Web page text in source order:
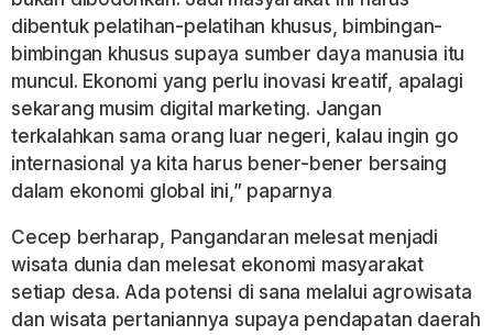
dibentuk pelatihan-pelatihan khusus, bimbingan-
bimbingan khusus supaya sumber daya manusia itu
muncul. Ekonomi yang perlu inovasi kreatif, apalagi
sekarang musim digital marketing. Jangan
terkalahkan sama orang luar negeri, kalau ingin go
internasional ya kita harus bener-bener bersaing
dalam ekonomi global ini,” paparnya
Cecep berharap, Pangandaran melesat menjadi
wisata dunia dan melesat ekonomi masyarakat
setiap desa. Ada potensi di sana melalui agrowisata
dan wisata pertaniannya supaya pendapatan daerah